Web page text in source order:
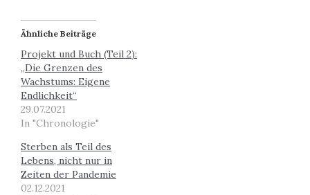
Ähnliche Beiträge
Projekt und Buch (Teil 2):
„Die Grenzen des
Wachstums: Eigene
Endlichkeit“
29.07.2021
In "Chronologie"
Sterben als Teil des
Lebens, nicht nur in
Zeiten der Pandemie
02.12.2021